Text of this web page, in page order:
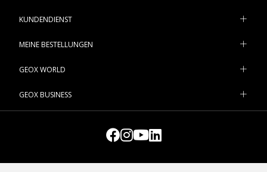
KUNDENDIENST
MEINE BESTELLUNGEN
GEOX WORLD
GEOX BUSINESS